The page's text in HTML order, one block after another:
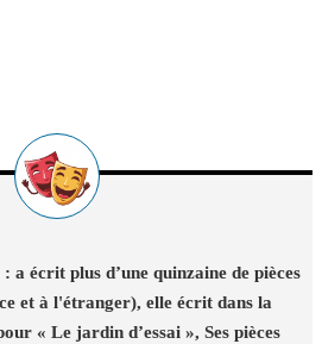
a écrit plus d’une quinzaine de pièces
et à l'étranger), elle écrit dans la
« Le jardin d’essai », Ses pièces